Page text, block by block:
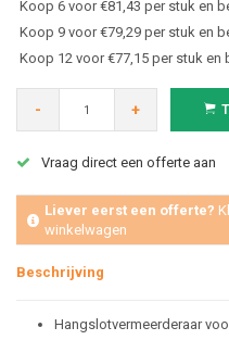
Koop 6 voor €81,43 per stuk en
Koop 9 voor €79,29 per stuk en
Koop 12 voor €77,15 per stuk en
- +
Vraag direct een offerte aan
Liever eerst een offerte?
winkelwagen
Beschrijving
Hangslotvermeerderaar